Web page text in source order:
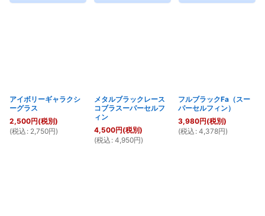
アイボリーギャラクシ
ーグラス
2,500円(税別)
(税込 : 2,750円)
メタルブラックレース
コブラスーパーセルフ
ィン
4,500円(税別)
(税込 : 4,950円)
フルブラックFa（スー
パーセルフィン）
3,980円(税別)
(税込 : 4,378円)